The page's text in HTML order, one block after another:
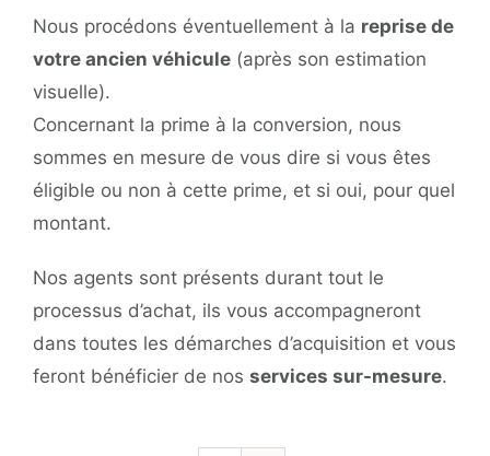
Nous procédons éventuellement à la reprise de
votre ancien véhicule (après son estimation
visuelle).
Concernant la prime à la conversion, nous
sommes en mesure de vous dire si vous êtes
éligible ou non à cette prime, et si oui, pour quel
montant.
Nos agents sont présents durant tout le
processus d’achat, ils vous accompagneront
dans toutes les démarches d’acquisition et vous
feront bénéficier de nos services sur-mesure.